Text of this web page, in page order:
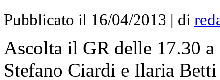
Pubblicato il 16/04/2013 | di
Ascolta il GR delle 17.30
Stefano Ciardi e Ilaria